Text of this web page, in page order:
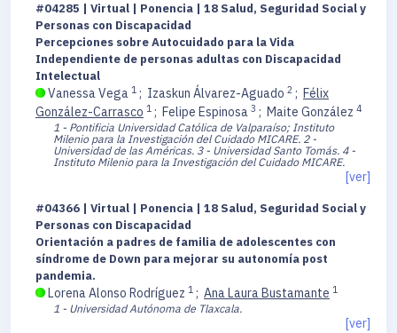
#04285 | Virtual | Ponencia | 18 Salud, Seguridad Social y
Personas con Discapacidad
Percepciones sobre Autocuidado para la Vida
Independiente de personas adultas con Discapacidad
Intelectual
Vanessa Vega 1 ; Izaskun Álvarez-Aguado 2 ; Félix
González-Carrasco 1 ; Felipe Espinosa 3 ; Maite González 4
1 - Pontificia Universidad Católica de Valparaíso; Instituto
Milenio para la Investigación del Cuidado MICARE. 2 -
Universidad de las Américas. 3 - Universidad Santo Tomás. 4 -
Instituto Milenio para la Investigación del Cuidado MICARE.
[ver]
#04366 | Virtual | Ponencia | 18 Salud, Seguridad Social y
Personas con Discapacidad
Orientación a padres de familia de adolescentes con
síndrome de Down para mejorar su autonomía post
pandemia.
Lorena Alonso Rodríguez 1 ; Ana Laura Bustamante 1
1 - Universidad Autónoma de Tlaxcala.
[ver]